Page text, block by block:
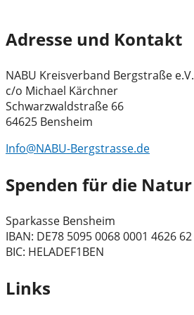
Adresse und Kontakt
NABU Kreisverband Bergstraße e.V.
c/o Michael Kärchner
Schwarzwaldstraße 66
64625 Bensheim
Info@NABU-Bergstrasse.de
Spenden für die Natur
Sparkasse Bensheim
IBAN: DE78 5095 0068 0001 4626 62
BIC: HELADEF1BEN
Links